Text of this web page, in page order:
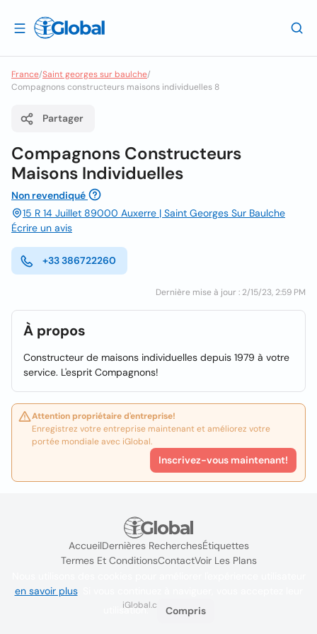
France/Saint georges sur baulche/
Compagnons constructeurs maisons individuelles 8
Partager
Compagnons Constructeurs
Maisons Individuelles
Non revendiqué
15 R 14 Juillet 89000 Auxerre | Saint Georges Sur Baulche
Écrire un avis
+33 386722260
Dernière mise à jour : 2/15/23, 2:59 PM
À propos
Constructeur de maisons individuelles depuis 1979 à votre
service. L'esprit Compagnons!
Attention propriétaire d'entreprise!
Enregistrez votre entreprise maintenant et améliorez votre
portée mondiale avec iGlobal.
Inscrivez-vous maintenant!
AccueilDernières RecherchesÉtiquettes
Termes Et ConditionsContactVoir Les Plans
iGlobal.co @ 2024
en savoir plus. Si vous continuez à naviguer, vous acceptez leur
utilisation.
Compris